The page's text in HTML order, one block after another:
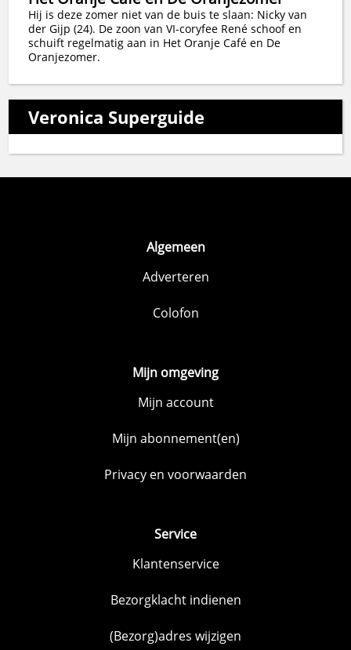
Hij is deze zomer niet van de buis te slaan: Nicky van
der Gijp (24). De zoon van VI-coryfee René schoof en
schuift regelmatig aan in Het Oranje Café en De
Oranjezomer.
Veronica Superguide
Algemeen
Adverteren
Colofon
Mijn omgeving
Mijn account
Mijn abonnement(en)
Privacy en voorwaarden
Service
Klantenservice
Bezorgklacht indienen
(Bezorg)adres wijzigen